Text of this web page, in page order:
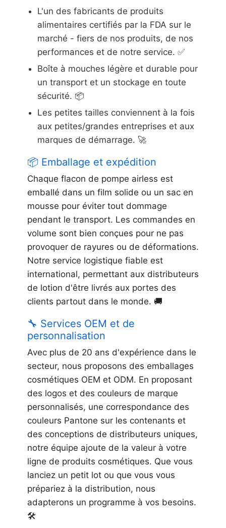
L'un des fabricants de produits
alimentaires certifiés par la FDA sur le
marché - fiers de nos produits, de nos
performances et de notre service. ✅
Boîte à mouches légère et durable pour
un transport et un stockage en toute
sécurité. 📦
Les petites tailles conviennent à la fois
aux petites/grandes entreprises et aux
marques de démarrage. 🚀
📦 Emballage et expédition
Chaque flacon de pompe airless est
emballé dans un film solide ou un sac en
mousse pour éviter tout dommage
pendant le transport. Les commandes en
volume sont bien conçues pour ne pas
provoquer de rayures ou de déformations.
Notre service logistique fiable est
international, permettant aux distributeurs
de lotion d'être livrés aux portes des
clients partout dans le monde. 🚚
🔧 Services OEM et de
personnalisation
Avec plus de 20 ans d'expérience dans le
secteur, nous proposons des emballages
cosmétiques OEM et ODM. En proposant
des logos et des couleurs de marque
personnalisés, une correspondance des
couleurs Pantone sur les contenants et
des conceptions de distributeurs uniques,
notre équipe ajoute de la valeur à votre
ligne de produits cosmétiques. Que vous
lanciez un petit lot ou que vous vous
prépariez à la distribution, nous
adapterons un programme à vos besoins.
🛠️